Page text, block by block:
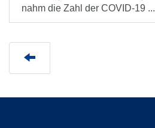
nahm die Zahl der COVID-19 ...